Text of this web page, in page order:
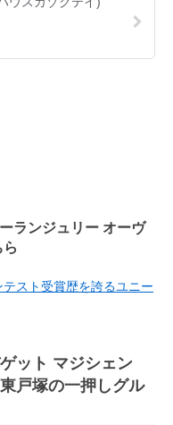
ランジュリー オーヴ
スト受賞歴を誇るユニー
ット マジシェン
戸塚の一押しグル